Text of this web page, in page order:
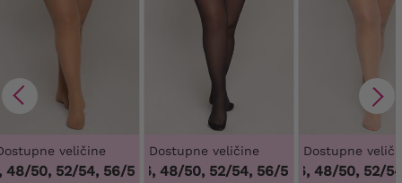
veličine
50, 52/54, 56/58, 60/62,44/46, 48/50, 52/54, 56/58,
Dostupne veličine
44/46, 48/50, 52/54, 56/58, 60/62,44/46,
Dostupne
44/46, 48/50, 52/54,